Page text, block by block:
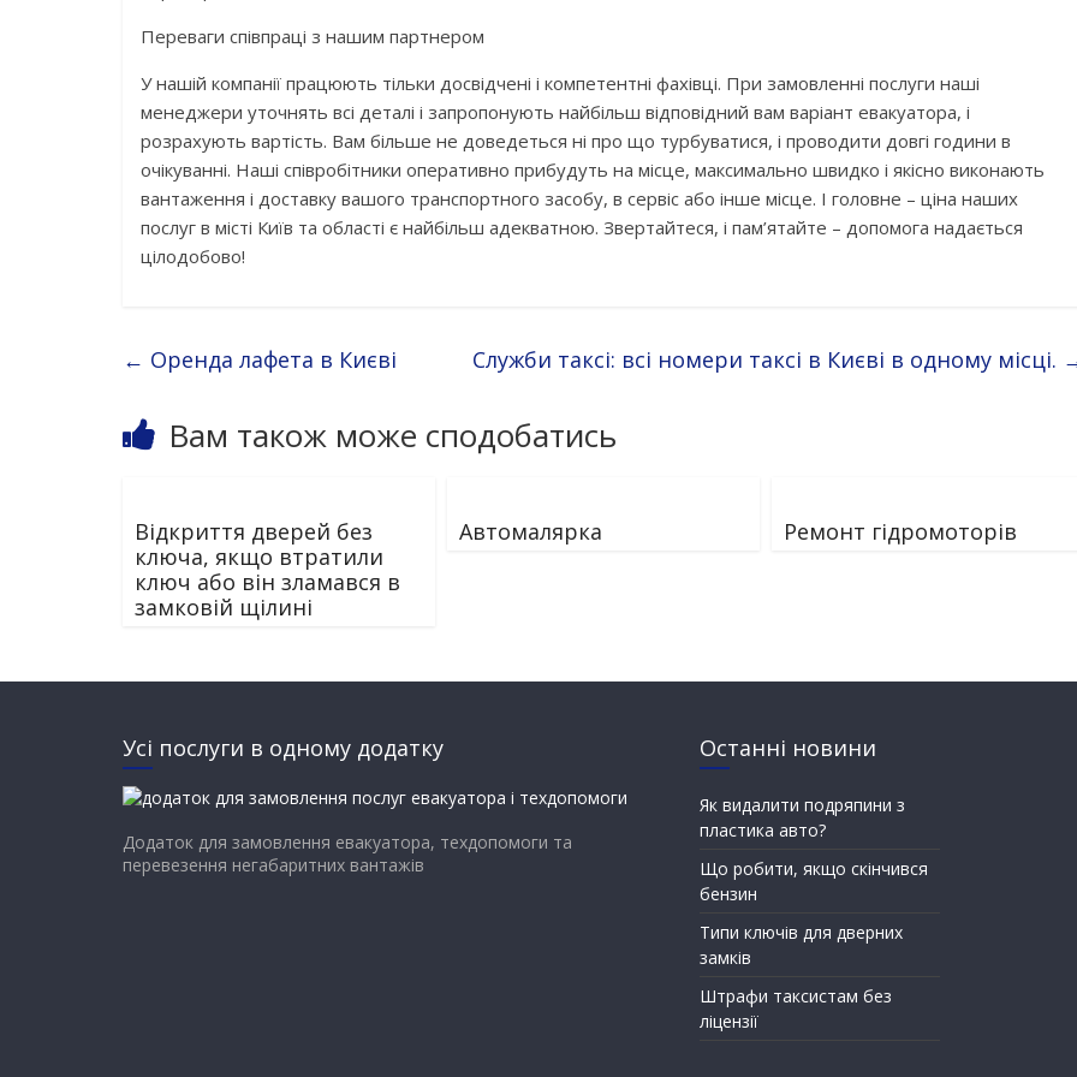
Переваги співпраці з нашим партнером
У нашій компанії працюють тільки досвідчені і компетентні фахівці. При замовленні послуги наші
менеджери уточнять всі деталі і запропонують найбільш відповідний вам варіант евакуатора, і
розрахують вартість. Вам більше не доведеться ні про що турбуватися, і проводити довгі години в
очікуванні. Наші співробітники оперативно прибудуть на місце, максимально швидко і якісно виконають
вантаження і доставку вашого транспортного засобу, в сервіс або інше місце. І головне – ціна наших
послуг в місті Київ та області є найбільш адекватною. Звертайтеся, і пам’ятайте – допомога надається
цілодобово!
← Оренда лафета в Києві Служби таксі: всі номери таксі в Києві в одному місці.
Вам також може сподобатись
Відкриття дверей без
ключа, якщо втратили
ключ або він зламався в
замковій щілині
Автомалярка Ремонт гідромоторів
Усі послуги в одному додатку
Додаток для замовлення евакуатора, техдопомоги та
перевезення негабаритних вантажів
Останні новини
Як видалити подряпини з
пластика авто?
Що робити, якщо скінчився
бензин
Типи ключів для дверних
замків
Штрафи таксистам без
ліцензії